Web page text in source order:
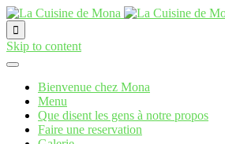

Skip to content
Bienvenue chez Mona
Menu
Que disent les gens à notre propos
Faire une reservation